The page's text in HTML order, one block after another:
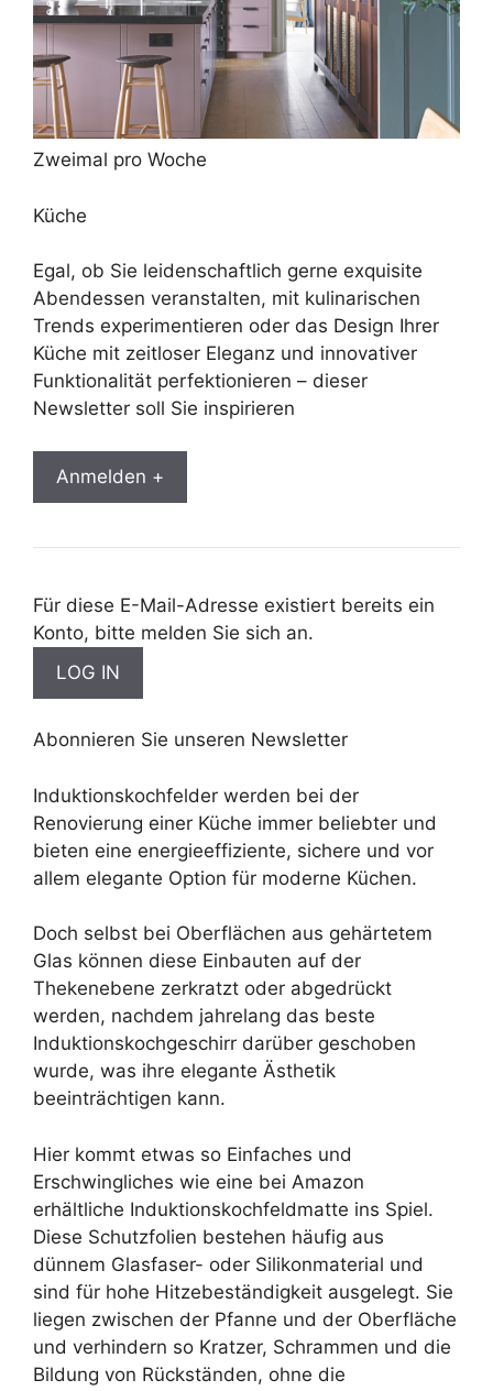
Zweimal pro Woche
Küche
Egal, ob Sie leidenschaftlich gerne exquisite
Abendessen veranstalten, mit kulinarischen
Trends experimentieren oder das Design Ihrer
Küche mit zeitloser Eleganz und innovativer
Funktionalität perfektionieren – dieser
Newsletter soll Sie inspirieren
Anmelden +
Für diese E-Mail-Adresse existiert bereits ein
Konto, bitte melden Sie sich an.
Abonnieren Sie unseren Newsletter
Induktionskochfelder werden bei der
Renovierung einer Küche immer beliebter und
bieten eine energieeffiziente, sichere und vor
allem elegante Option für moderne Küchen.
Doch selbst bei Oberflächen aus gehärtetem
Glas können diese Einbauten auf der
Thekenebene zerkratzt oder abgedrückt
werden, nachdem jahrelang das beste
Induktionskochgeschirr darüber geschoben
wurde, was ihre elegante Ästhetik
beeinträchtigen kann.
Hier kommt etwas so Einfaches und
Erschwingliches wie eine bei Amazon
erhältliche Induktionskochfeldmatte ins Spiel.
Diese Schutzfolien bestehen häufig aus
dünnem Glasfaser- oder Silikonmaterial und
sind für hohe Hitzebeständigkeit ausgelegt. Sie
liegen zwischen der Pfanne und der Oberfläche
und verhindern so Kratzer, Schrammen und die
Bildung von Rückständen, ohne die